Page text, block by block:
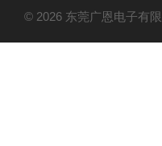
© 2026 东莞广恩电子有